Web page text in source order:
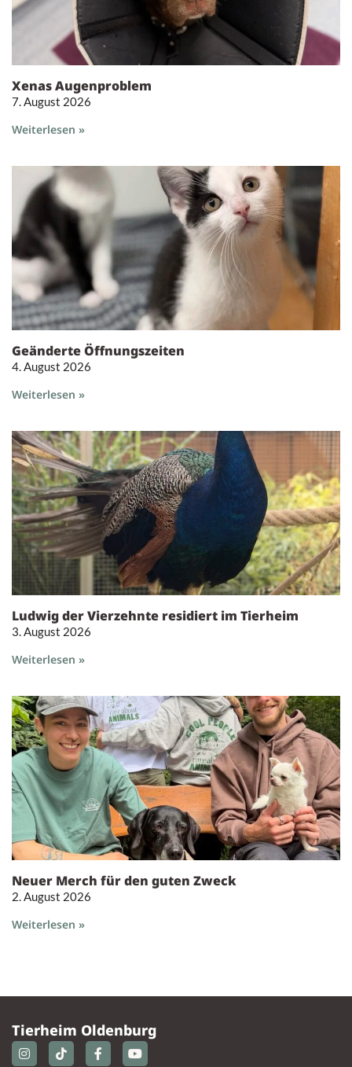
Xenas Augenproblem
7. August 2026
Weiterlesen »
Geänderte Öffnungszeiten
4. August 2026
Weiterlesen »
Ludwig der Vierzehnte residiert im Tierheim
3. August 2026
Weiterlesen »
Neuer Merch für den guten Zweck
2. August 2026
Weiterlesen »
Tierheim Oldenburg